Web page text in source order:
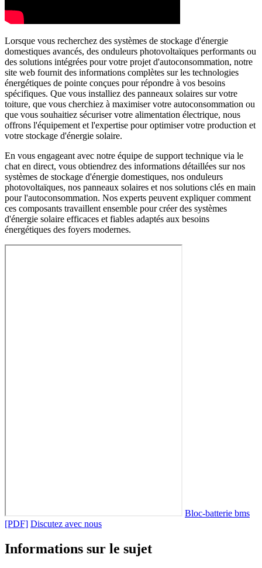
Lorsque vous recherchez des systèmes de stockage d'énergie
domestiques avancés, des onduleurs photovoltaïques performants ou
des solutions intégrées pour votre projet d'autoconsommation, notre
site web fournit des informations complètes sur les technologies
énergétiques de pointe conçues pour répondre à vos besoins
spécifiques. Que vous installiez des panneaux solaires sur votre
toiture, que vous cherchiez à maximiser votre autoconsommation ou
que vous souhaitiez sécuriser votre alimentation électrique, nous
offrons l'équipement et l'expertise pour optimiser votre production et
votre stockage d'énergie solaire.
En vous engageant avec notre équipe de support technique via le
chat en direct, vous obtiendrez des informations détaillées sur nos
systèmes de stockage d'énergie domestiques, nos onduleurs
photovoltaïques, nos panneaux solaires et nos solutions clés en main
pour l'autoconsommation. Nos experts peuvent expliquer comment
ces composants travaillent ensemble pour créer des systèmes
d'énergie solaire efficaces et fiables adaptés aux besoins
énergétiques des foyers modernes.
Bloc-batterie bms
[PDF] Discutez avec nous
Informations sur le sujet